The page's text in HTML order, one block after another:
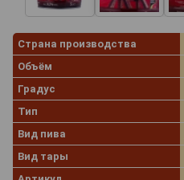
Страна производства
Объём
Градус
Тип
Вид пива
Вид тары